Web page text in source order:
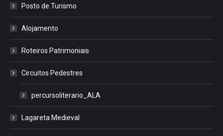
Posto de Turismo
Alojamento
Roteiros Patrimoniais
Circuitos Pedestres
percursoliterario_ALA
Lagareta Medieval